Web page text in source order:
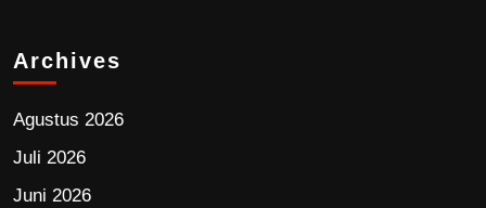
Archives
Agustus 2026
Juli 2026
Juni 2026